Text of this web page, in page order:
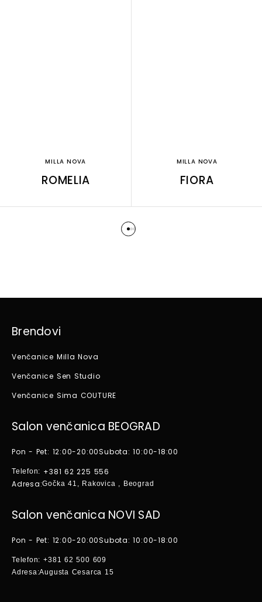
MILLA NOVA
ROMELIA
MILLA NOVA
FIORA
Brendovi
Venčanice Milla Nova
Venčanice Sen Studio
Venčanice Sima COUTURE
Salon venčanica BEOGRAD
Pon - Pet: 12:00-20:00Subota: 10:00-18:00
Telefon: +381 62 225 556
Adresa:Gočka 41, Rakovica , Beograd
Salon venčanica NOVI SAD
Pon - Pet: 12:00-20:00Subota: 10:00-18:00
Telefon: +381 62 500 609
Adresa:Augusta Cesarca 15